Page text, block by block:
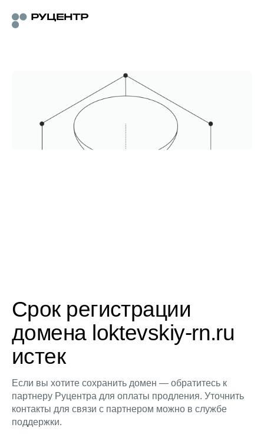
Срок регистрации
домена loktevskiy-rn.ru
истек
Если вы хотите сохранить домен — обратитесь к
партнеру Руцентра для оплаты продления. Уточнить
контакты для связи с партнером можно в службе
поддержки.